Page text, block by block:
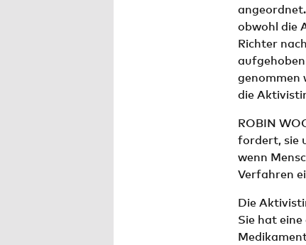
obwohl die
Richter
genommen
die
ROBIN
fordert, sie
wenn
Verfahren
Die
Sie hat